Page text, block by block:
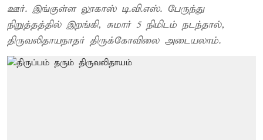
ஊர். இங்குள்ள லூகாஸ் டி.வி.எஸ். பேருந்து
நிறுத்தத்தில் இறங்கி, சுமார் 5 நிமிடம் நடந்தால்,
திருவலிதாயநாதர் திருக்கோவிலை அடையலாம்.